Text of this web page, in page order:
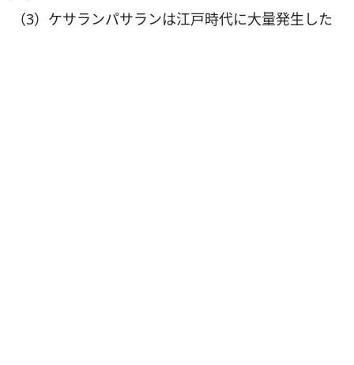
（3）ケサランパサランは江戸時代に大量発生した